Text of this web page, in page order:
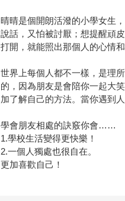
晴晴是個開朗活潑的小學女生
說話，又怕被討厭；想提醒頑
打開，就能照出那個人的心情
世界上每個人都不一樣，是理
的，因為朋友是會陪你一起大
加了解自己的方法。當你遇到
學會朋友相處的訣竅你會……
1.學校生活變得更快樂！
2.一個人獨處也很自在。
更加喜歡自己！